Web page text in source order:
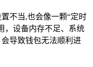
不当,也会像一颗“定时
，设备内存不足、系统
导致钱包无法顺利进